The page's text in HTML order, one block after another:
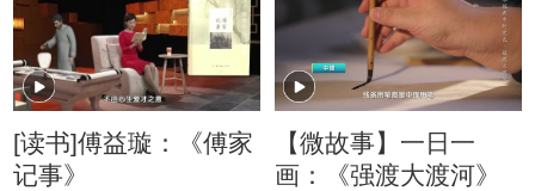
石如何通过画笔展现
渡河场景？
[读书]傅益璇：《傅家
记事》
【微故事】一日一
画：《强渡大渡河》